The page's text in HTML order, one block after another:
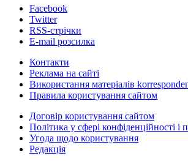
Facebook
Twitter
RSS-стрічки
E-mail розсилка
Контакти
Реклама на сайті
Використання матеріалів
Правила користування сайтом
Договір користування сайтом
Політика у сфері конфіденційності і
Угода щодо користування
Редакція